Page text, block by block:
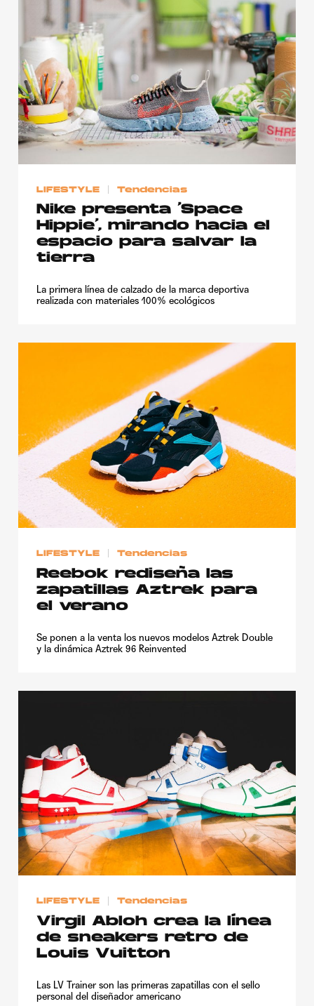
LIFESTYLE Tendencias
Nike presenta ‘Space
Hippie’, mirando hacia el
espacio para salvar la
tierra
La primera línea de calzado de la marca deportiva
realizada con materiales 100% ecológicos
LIFESTYLE Tendencias
Reebok rediseña las
zapatillas Aztrek para
el verano
Se ponen a la venta los nuevos modelos Aztrek Double
y la dinámica Aztrek 96 Reinvented
LIFESTYLE Tendencias
Virgil Abloh crea la línea
de sneakers retro de
Louis Vuitton
Las LV Trainer son las primeras zapatillas con el sello
personal del diseñador americano